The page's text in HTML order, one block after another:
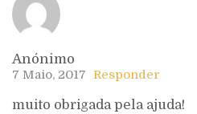
Anónimo
7 Maio, 2017 Responder
muito obrigada pela ajuda!